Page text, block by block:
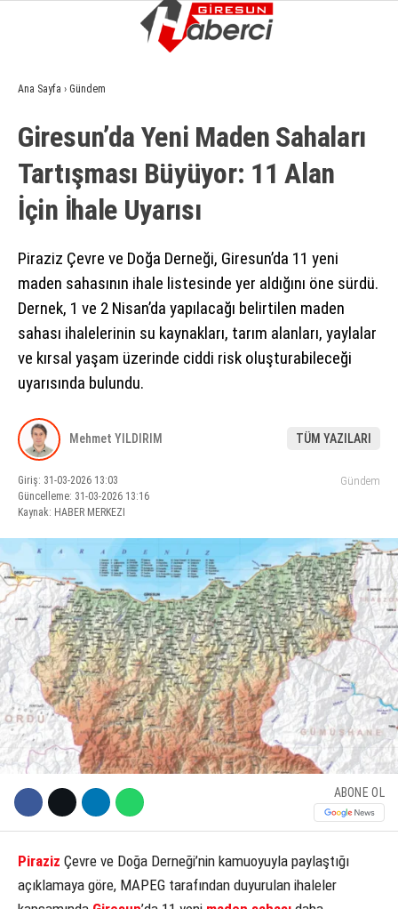
Facebook
Instagram
Youtube
GÜNDEM
EKONOMI
SIYASET
ASAYIŞ
SPOR
YAŞAM
EĞITIM
SAĞLIK
KÜLTÜR SANAT
Ana Sayfa › Gündem
Giresun’da Yeni Maden Sahaları
Tartışması Büyüyor: 11 Alan
İçin İhale Uyarısı
Piraziz Çevre ve Doğa Derneği, Giresun’da 11 yeni
maden sahasının ihale listesinde yer aldığını öne sürdü.
Dernek, 1 ve 2 Nisan’da yapılacağı belirtilen maden
sahası ihalelerinin su kaynakları, tarım alanları, yaylalar
ve kırsal yaşam üzerinde ciddi risk oluşturabileceği
uyarısında bulundu.
Mehmet YILDIRIM TÜM YAZILARI
Giriş: 31-03-2026 13:03
Güncelleme: 31-03-2026 13:16
Kaynak: HABER MERKEZI
Gündem
ABONE OL
Piraziz Çevre ve Doğa Derneği’nin kamuoyuyla paylaştığı
açıklamaya göre, MAPEG tarafından duyurulan ihaleler